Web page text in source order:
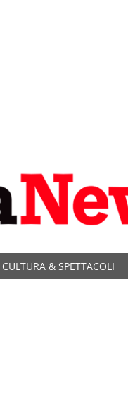
CULTURA & SPETTACOLI